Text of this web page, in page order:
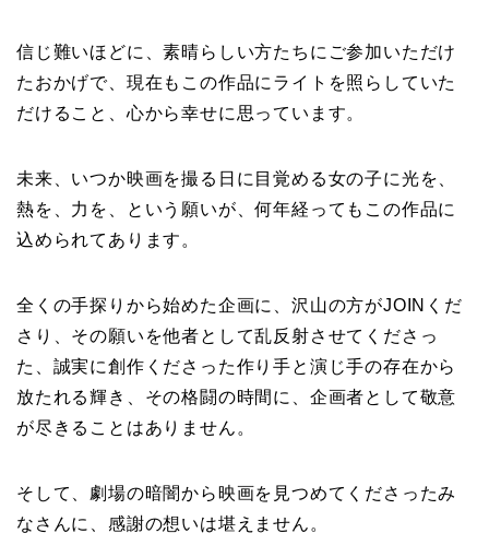
信じ難いほどに、素晴らしい方たちにご参加いただけ
たおかげで、現在もこの作品にライトを照らしていた
だけること、心から幸せに思っています。
未来、いつか映画を撮る日に目覚める女の子に光を、
熱を、力を、という願いが、何年経ってもこの作品に
込められてあります。
全くの手探りから始めた企画に、沢山の方がJOINくだ
さり、その願いを他者として乱反射させてくださっ
た、誠実に創作くださった作り手と演じ手の存在から
放たれる輝き、その格闘の時間に、企画者として敬意
が尽きることはありません。
そして、劇場の暗闇から映画を見つめてくださったみ
なさんに、感謝の想いは堪えません。